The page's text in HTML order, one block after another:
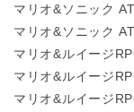
マリオ&ソニック
マリオ&ソニック
マリオ&ルイージ
マリオ&ルイージ
マリオ&ルイージ